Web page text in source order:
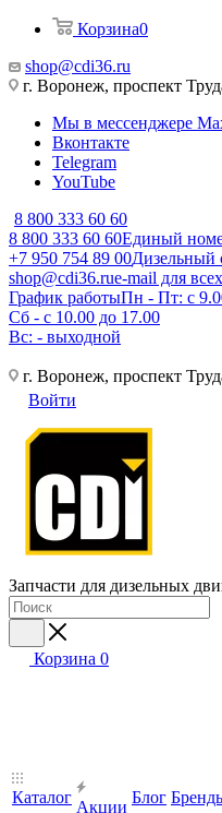
Корзина0
shop@cdi36.ru
г. Воронеж, проспект
Мы в мессенджере
Вконтакте
Telegram
YouTube
8 800 333 60 60
8 800 333 60 60Единый
+7 950 754 89 00Дизельный
shop@cdi36.rue-mail для
График работыПн - Пт: с
Сб - с 10.00 до 17.00
Вс: - выходной
г. Воронеж, проспект
Войти
Запчасти для дизельных
Корзина 0
Каталог
Акции
Блог